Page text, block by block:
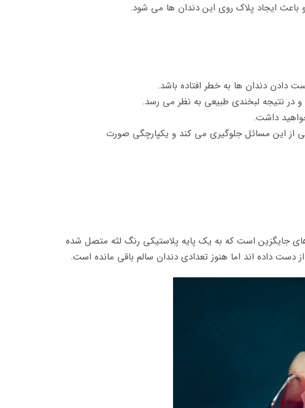
و باعث ایجاد پلاک روی این دندان ها می شود.
دادن دندان ها به خطر افتاده باشد.
و در نتیجه لبخندی طبیعی به نظر می رسد.
داشت.
از این مسائل جلوگیری می کند و یکپارچگی صورت
جایگزین است که به یک پایه پلاستیکی رنگ لثه متصل شده
داده اند اما هنوز تعدادی دندان سالم باقی مانده است.